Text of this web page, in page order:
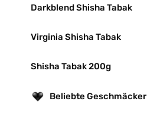
Darkblend Shisha Tabak
Virginia Shisha Tabak
Shisha Tabak 200g
Beliebte Geschmäcker